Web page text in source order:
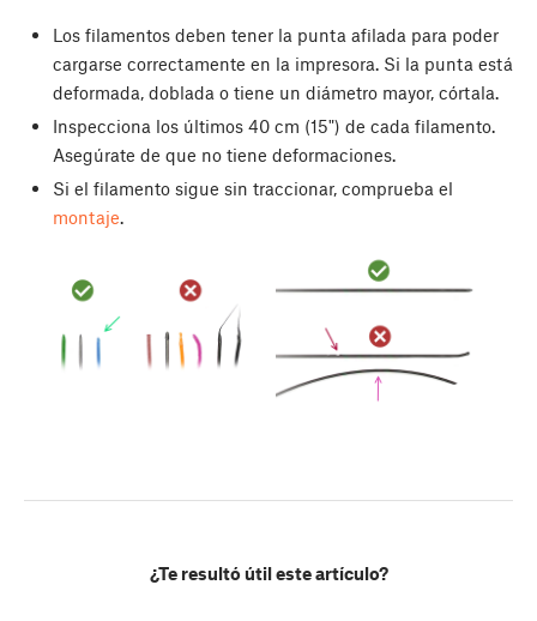
Los filamentos deben tener la punta afilada para poder
cargarse correctamente en la impresora. Si la punta está
deformada, doblada o tiene un diámetro mayor, córtala.
Inspecciona los últimos 40 cm (15") de cada filamento.
Asegúrate de que no tiene deformaciones.
Si el filamento sigue sin traccionar, comprueba el
montaje.
¿Te resultó útil este artículo?